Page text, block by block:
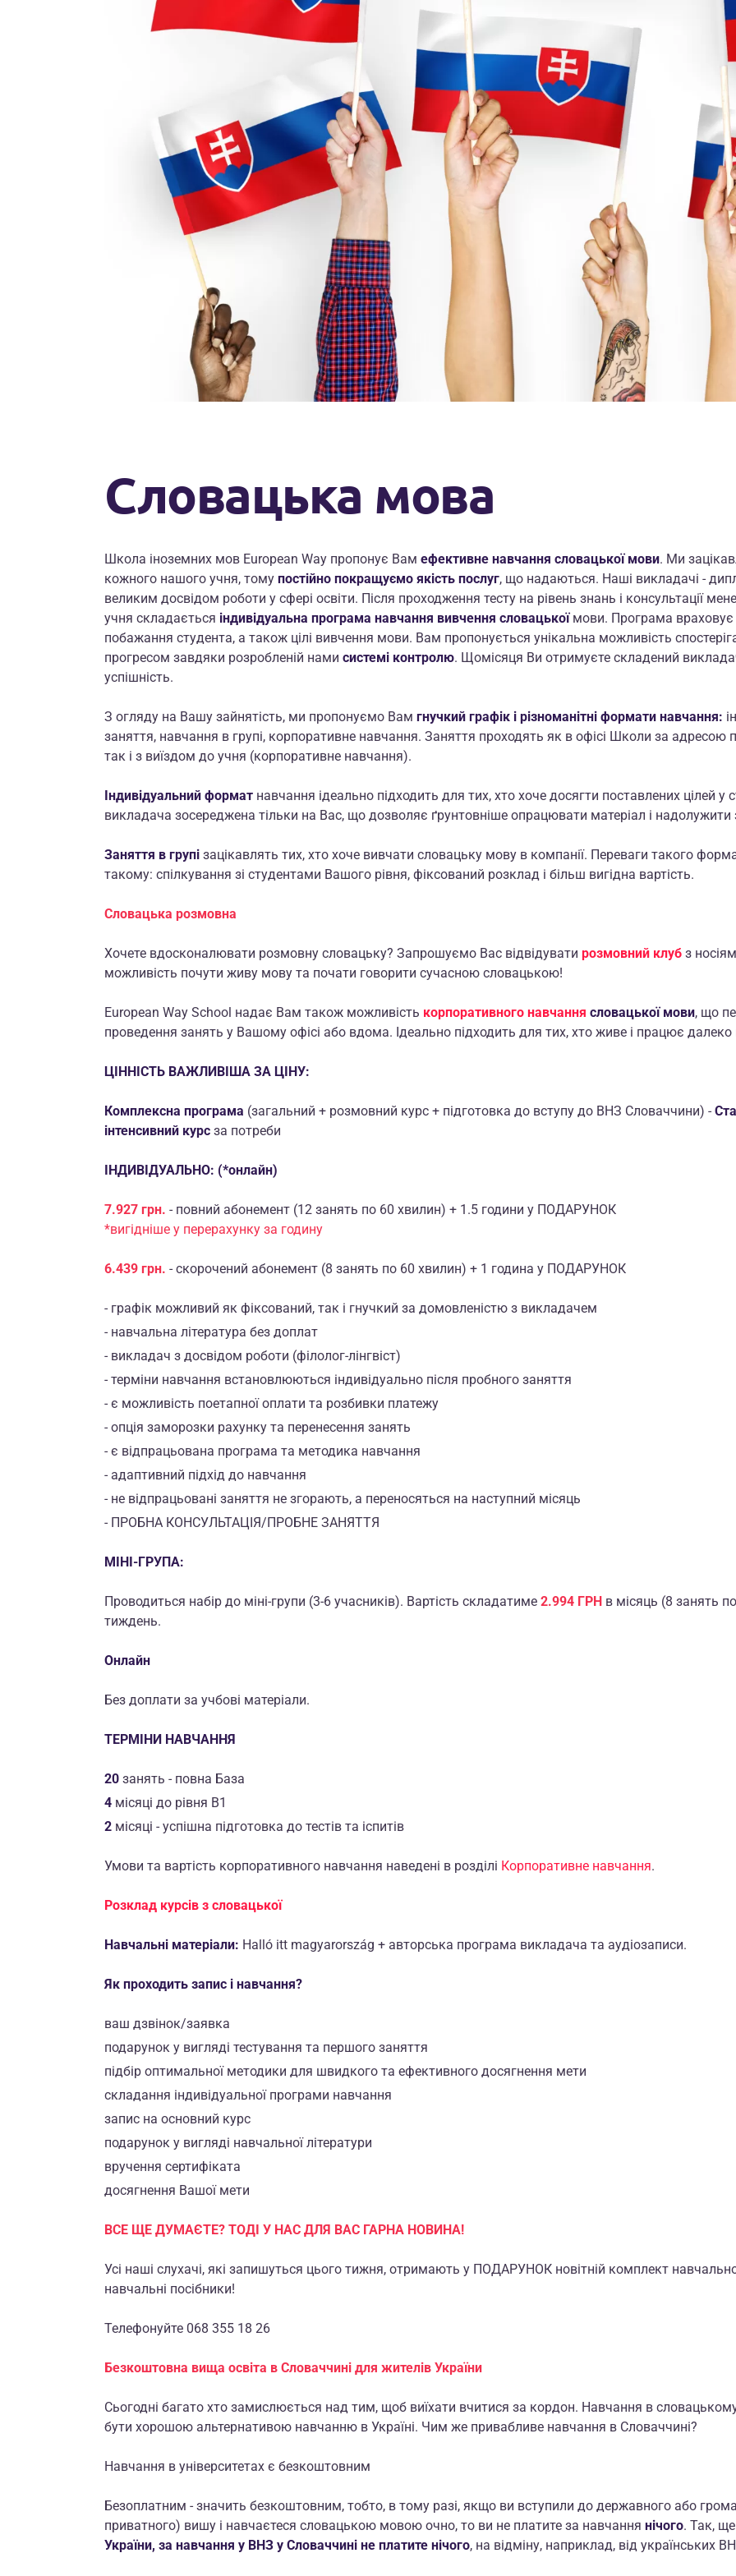
АЛБАНСЬКА
БОЛГАРСЬКА
ГОЛЛАНДСЬКА
ГРЕЦЬКА
ДАНСЬКА МОВА
ЕСТОНСЬКА
ІРЛАНДСЬКА
ЛАТИСЬКА
ЛИТОВСЬКА
МОЛДАВСЬКА
НОРВЕЗЬКА
ПОРТУГАЛЬСЬКА
РУМУНСЬКА
СЛОВАЦЬКА
СЛОВЕНСЬКА
ФІНСЬКА
ХОРВАТСЬКА
ШВЕДСЬКА
Словацька мова
Школа іноземних мов European Way пропонує Вам ефективне навчання словацької мови. Ми
кожного нашого учня, тому постійно покращуємо якість послуг, що надаються. Наші викладачі -
великим досвідом роботи у сфері освіти. Після проходження тесту на рівень знань і консультації
учня складається індивідуальна програма навчання вивчення словацькоїмови. Програма враховує
побажання студента, а також цілі вивчення мови. Вам пропонується унікальна можливість
прогресом завдяки розробленій нами системі контролю. Щомісяця Ви отримуєте складений
успішність.
З огляду на Вашу зайнятість, ми пропонуємо Вам гнучкий графік і різноманітні формати навчання:
заняття, навчання в групі, корпоративне навчання. Заняття проходять як в офісі Школи за адресою
так і з виїздом до учня (корпоративне навчання).
Індивідуальний формат навчання ідеально підходить для тих, хто хоче досягти поставлених цілей у
викладача зосереджена тільки на Вас, що дозволяє ґрунтовніше опрацювати матеріал і надолужити
Заняття в групі зацікавлять тих, хто хоче вивчати словацьку мову в компанії. Переваги такого
такому: спілкування зі студентами Вашого рівня, фіксований розклад і більш вигідна вартість.
Словацька розмовна
Хочете вдосконалювати розмовну словацьку? Запрошуємо Вас відвідувати розмовний клуб з
можливість почути живу мову та почати говорити сучасною словацькою!
European Way School надає Вам також можливість корпоративного навчання словацькоїмови, що
проведення занять у Вашому офісі або вдома. Ідеально підходить для тих, хто живе і працює
ЦІННІСТЬ ВАЖЛИВІША ЗА ЦІНУ:
Комплексна програма (загальний + розмовний курс + підготовка до вступу до ВНЗ Словаччини) -
інтенсивний курс за потреби
ІНДИВІДУАЛЬНО: (*онлайн)
7.927 грн. - повний абонемент (12 занять по 60 хвилин) + 1.5 години у ПОДАРУНОК
*вигідніше у перерахунку за годину
6.439 грн. - скорочений абонемент (8 занять по 60 хвилин) + 1 година у ПОДАРУНОК
- графік можливий як фіксований, так і гнучкий за домовленістю з викладачем
- навчальна література без доплат
- викладач з досвідом роботи (філолог-лінгвіст)
- терміни навчання встановлюються індивідуально після пробного заняття
- є можливість поетапної оплати та розбивки платежу
- опція заморозки рахунку та перенесення занять
- є відпрацьована програма та методика навчання
- адаптивний підхід до навчання
- не відпрацьовані заняття не згорають, а переносяться на наступний місяць
- ПРОБНА КОНСУЛЬТАЦІЯ/ПРОБНЕ ЗАНЯТТЯ
МІНІ-ГРУПА:
Проводиться набір до міні-групи (3-6 учасників). Вартість складатиме 2.994 ГРН в місяць (8 занять
тиждень.
Онлайн
Без доплати за учбові матеріали.
ТЕРМІНИ НАВЧАННЯ
20 занять - повна База
4 місяці до рівня B1
2 місяці - успішна підготовка до тестів та іспитів
Умови та вартість корпоративного навчання наведені в розділі Корпоративне навчання.
Розклад курсів з словацької
Навчальні матеріали: Halló itt magyarország + авторська програма викладача та аудіозаписи.
Як проходить запис і навчання?
ваш дзвінок/заявка
подарунок у вигляді тестування та першого заняття
підбір оптимальної методики для швидкого та ефективного досягнення мети
складання індивідуальної програми навчання
запис на основний курс
подарунок у вигляді навчальної літератури
вручення сертифіката
досягнення Вашої мети
ВСЕ ЩЕ ДУМАЄТЕ? ТОДІ У НАС ДЛЯ ВАС ГАРНА НОВИНА!
Усі наші слухачі, які запишуться цього тижня, отримають у ПОДАРУНОК новітній комплект
навчальні посібники!
Телефонуйте 068 355 18 26
Безкоштовна вища освіта в Словаччині для жителів України
Сьогодні багато хто замислюється над тим, щоб виїхати вчитися за кордон. Навчання в
бути хорошою альтернативою навчанню в Україні. Чим же привабливе навчання в Словаччині?
Навчання в університетах є безкоштовним
Безоплатним - значить безкоштовним, тобто, в тому разі, якщо ви вступили до державного або
приватного) вишу і навчаєтеся словацькою мовою очно, то ви не платите за навчання нічого. Так,
України, за навчання у ВНЗ у Словаччині не платите нічого, на відміну, наприклад, від українських